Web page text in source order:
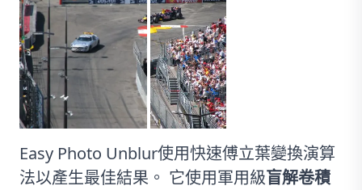
Easy Photo Unblur使用快速傅立葉變換演算
法以產生最佳結果。 它使用軍用級盲解卷積